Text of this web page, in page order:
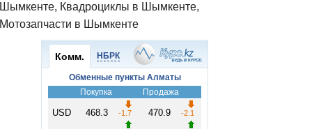
Шымкенте, Квадроциклы в Шымкенте,
Мотозапчасти в Шымкенте